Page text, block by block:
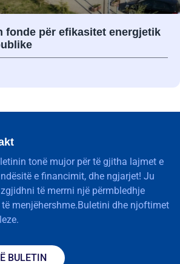
fonde për efikasitet energjetik
tonë mujor për të gjitha lajmet e
e financimit, dhe ngjarjet! Ju
të merrni një përmbledhje
menjëhershme.Buletini dhe njoftimet
BULETIN